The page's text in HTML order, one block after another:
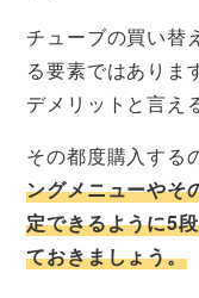
チューブの買い替
る要素ではありま
デメリットと言え
その都度購入する
ングメニューやそ
定できるように5
ておきましょう。